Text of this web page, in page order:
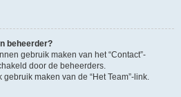
beheerder?
gebruik maken van het “Contact”-
door de beheerders.
maken van de “Het Team”-link.